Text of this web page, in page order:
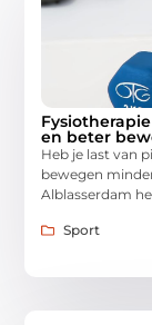
en beter
Heb je last van
bewegen
Alblasserdam
Sport